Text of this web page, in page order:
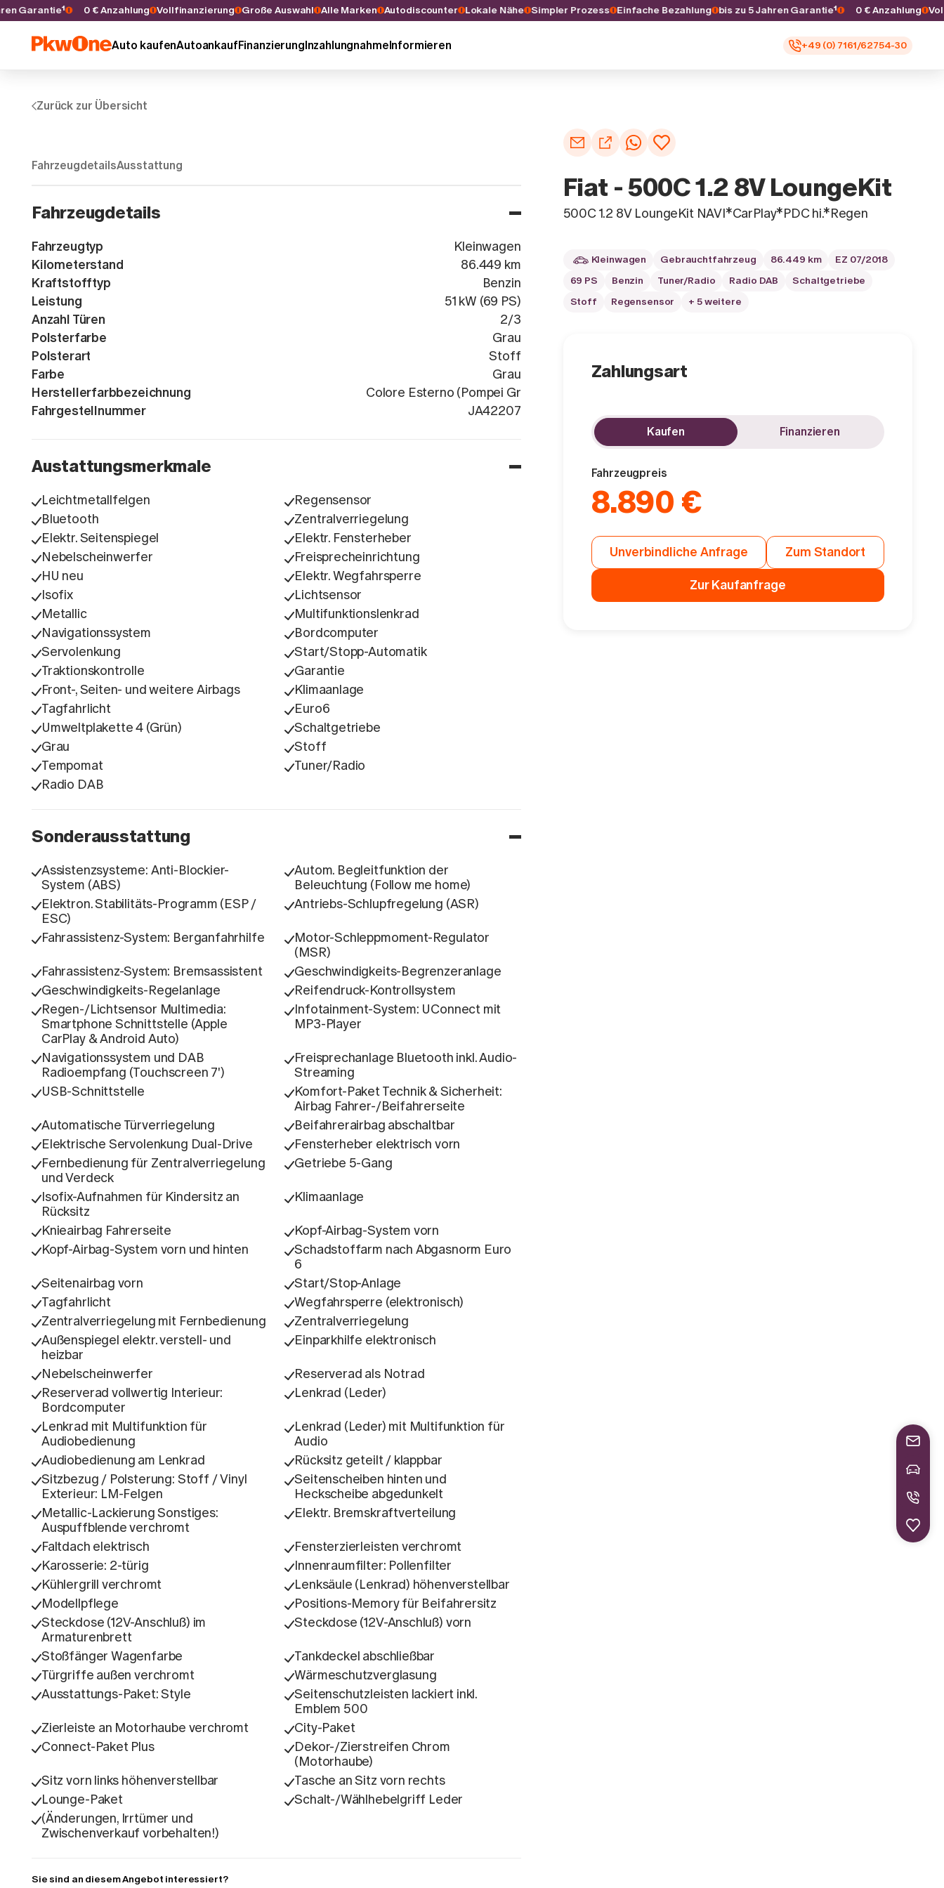
Garantie¹ 0 € Anzahlung Vollfinanzierung Große Auswahl Alle Marken Autodiscounter Lokale Nähe Simpler Prozess Einfache Bezahlung bis zu 5 Jahren Garantie¹ 0 € Anzahlung
Auto kaufenAutoankaufFinanzierungInzahlungnahmeInformieren +49 (0) 7161/62754-30
Zurück zur Übersicht
FahrzeugdetailsAusstattung
Fahrzeugdetails
Fahrzeugtyp
Kleinwagen
Kilometerstand
86.449 km
Kraftstofftyp
Benzin
Leistung
51 kW (69 PS)
Anzahl Türen
2/3
Polsterfarbe
Grau
Polsterart
Stoff
Farbe
Grau
Herstellerfarbbezeichnung
Colore Esterno (Pompei Gr
Fahrgestellnummer
JA42207
Austattungsmerkmale
Leichtmetallfelgen
Regensensor
Bluetooth
Zentralverriegelung
Elektr. Seitenspiegel
Elektr. Fensterheber
Nebelscheinwerfer
Freisprecheinrichtung
HU neu
Elektr. Wegfahrsperre
Isofix
Lichtsensor
Metallic
Multifunktionslenkrad
Navigationssystem
Bordcomputer
Servolenkung
Start/Stopp-Automatik
Traktionskontrolle
Garantie
Front-, Seiten- und weitere Airbags
Klimaanlage
Tagfahrlicht
Euro6
Umweltplakette 4 (Grün)
Schaltgetriebe
Grau
Stoff
Tempomat
Tuner/Radio
Radio DAB
Sonderausstattung
Assistenzsysteme: Anti-Blockier-
System (ABS)
Autom. Begleitfunktion der
Beleuchtung (Follow me home)
Elektron. Stabilitäts-Programm (ESP /
ESC)
Antriebs-Schlupfregelung (ASR)
Fahrassistenz-System: Berganfahrhilfe
Motor-Schleppmoment-Regulator
(MSR)
Fahrassistenz-System: Bremsassistent
Geschwindigkeits-Begrenzeranlage
Geschwindigkeits-Regelanlage
Reifendruck-Kontrollsystem
Regen-/Lichtsensor Multimedia:
Smartphone Schnittstelle (Apple
CarPlay & Android Auto)
Infotainment-System: UConnect mit
MP3-Player
Navigationssystem und DAB
Radioempfang (Touchscreen 7')
Freisprechanlage Bluetooth inkl. Audio-
Streaming
USB-Schnittstelle
Komfort-Paket Technik & Sicherheit:
Airbag Fahrer-/Beifahrerseite
Automatische Türverriegelung
Beifahrerairbag abschaltbar
Elektrische Servolenkung Dual-Drive
Fensterheber elektrisch vorn
Fernbedienung für Zentralverriegelung
und Verdeck
Getriebe 5-Gang
Isofix-Aufnahmen für Kindersitz an
Rücksitz
Klimaanlage
Knieairbag Fahrerseite
Kopf-Airbag-System vorn
Kopf-Airbag-System vorn und hinten
Schadstoffarm nach Abgasnorm Euro
6
Seitenairbag vorn
Start/Stop-Anlage
Tagfahrlicht
Wegfahrsperre (elektronisch)
Zentralverriegelung mit Fernbedienung
Zentralverriegelung
Außenspiegel elektr. verstell- und
heizbar
Einparkhilfe elektronisch
Nebelscheinwerfer
Reserverad als Notrad
Reserverad vollwertig Interieur:
Bordcomputer
Lenkrad (Leder)
Lenkrad mit Multifunktion für
Audiobedienung
Lenkrad (Leder) mit Multifunktion für
Audio
Audiobedienung am Lenkrad
Rücksitz geteilt / klappbar
Sitzbezug / Polsterung: Stoff / Vinyl
Exterieur: LM-Felgen
Seitenscheiben hinten und
Heckscheibe abgedunkelt
Metallic-Lackierung Sonstiges:
Auspuffblende verchromt
Elektr. Bremskraftverteilung
Faltdach elektrisch
Fensterzierleisten verchromt
Karosserie: 2-türig
Innenraumfilter: Pollenfilter
Kühlergrill verchromt
Lenksäule (Lenkrad) höhenverstellbar
Modellpflege
Positions-Memory für Beifahrersitz
Steckdose (12V-Anschluß) im
Armaturenbrett
Steckdose (12V-Anschluß) vorn
Stoßfänger Wagenfarbe
Tankdeckel abschließbar
Türgriffe außen verchromt
Wärmeschutzverglasung
Ausstattungs-Paket: Style
Seitenschutzleisten lackiert inkl.
Emblem 500
Zierleiste an Motorhaube verchromt
City-Paket
Connect-Paket Plus
Dekor-/Zierstreifen Chrom
(Motorhaube)
Sitz vorn links höhenverstellbar
Tasche an Sitz vorn rechts
Lounge-Paket
Schalt-/Wählhebelgriff Leder
(Änderungen, Irrtümer und
Zwischenverkauf vorbehalten!)
Sie sind an diesem Angebot interessiert?
Fiat - 500C 1.2 8V LoungeKit
500C 1.2 8V LoungeKit NAVI*CarPlay*PDC hi.*Regen
Kleinwagen Gebrauchtfahrzeug 86.449 km
EZ 07/2018
69 PS
Benzin Tuner/Radio Radio DAB
Schaltgetriebe
Stoff
Regensensor + 5 weitere
Zahlungsart
Kaufen Finanzieren
Fahrzeugpreis
8.890 €
Unverbindliche Anfrage Zum Standort
Zur Kaufanfrage